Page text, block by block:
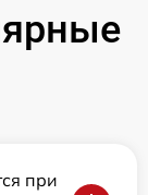
при